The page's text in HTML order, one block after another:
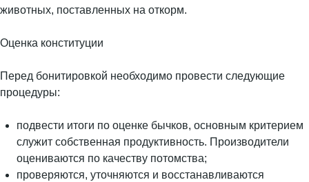
животных, поставленных на откорм.
Оценка конституции
Перед бонитировкой необходимо провести следующие
процедуры:
подвести итоги по оценке бычков, основным критерием
служит собственная продуктивность. Производители
оцениваются по качеству потомства;
проверяются, уточняются и восстанавливаются